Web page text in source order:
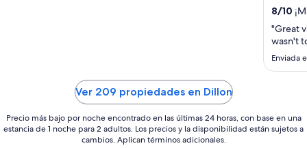
del
17
al
18
8/10
"Great
wasn't
Enviada
Ver 209 propiedades en Dillon
Precio más bajo por noche encontrado en las últimas 24 horas, con base en una
estancia de 1 noche para 2 adultos. Los precios y la disponibilidad están sujetos a
cambios. Aplican términos adicionales.